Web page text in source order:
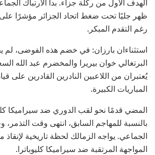
الهدف الأول من ركلة جزاء. بدا الارتباك
ظهر جليًا تحت ضغط اتحاد الجزائر مؤشرًا على
رغم التقدم المبكر.
استثناءان بارزان: في خضم هذه الفوضى،
البرتغالي خوان بيريرا والمخضرم عبد الله
يُعتبران من اللاعبين النادرين القادرين على
المباريات الكبيرة.
المضي قدمًا نحو لقب الدوري ضد سيراميكا
بالنسبة للمهاجم السابق، انتهى وقت
الجماعي. يواجه الزمالك لحظة تاريخية
المواجهة المرتقبة ضد سيراميكا كليوباترا.